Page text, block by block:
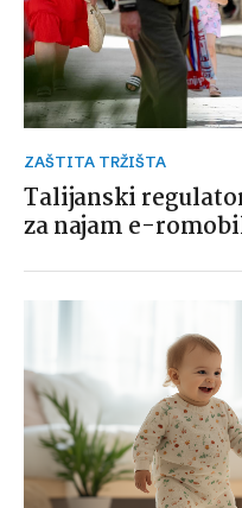
ZAŠTITA TRŽIŠTA
Talijanski
za najam e-